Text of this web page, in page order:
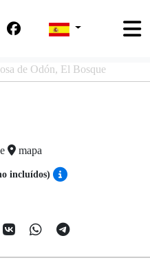
de Odón, El Bosque
mapa
incluídos)